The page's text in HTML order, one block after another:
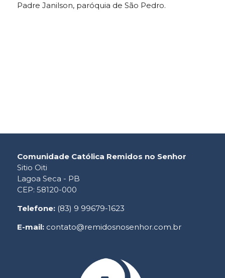
Padre Janilson, paróquia de São Pedro.
Comunidade Católica Remidos no Senhor
Sitio Oiti
Lagoa Seca - PB
CEP: 58120-000
Telefone: (83) 9 99679-1623
E-mail: contato@remidosnosenhor.com.br